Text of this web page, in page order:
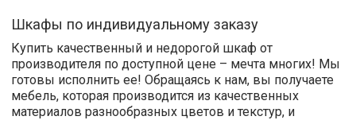
Шкафы по индивидуальному заказу
Купить качественный и недорогой шкаф от
производителя по доступной цене – мечта многих! Мы
готовы исполнить ее! Обращаясь к нам, вы получаете
мебель, которая производится из качественных
материалов разнообразных цветов и текстур, и